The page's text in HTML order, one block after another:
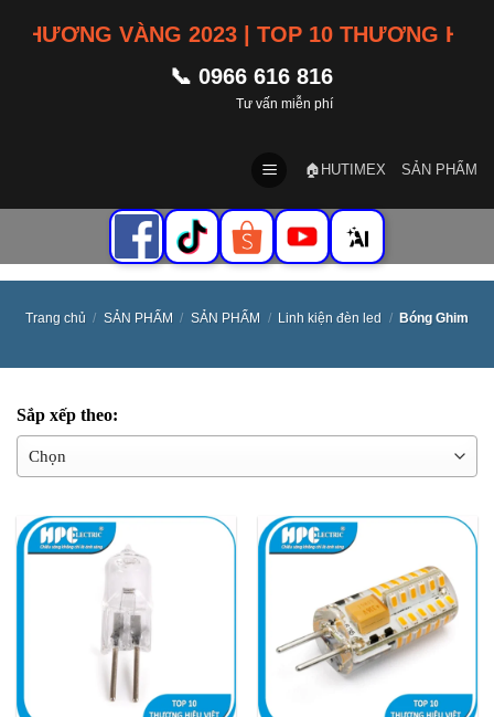
VÀNG 2023 | TOP 10 THƯƠNG HIỆU
📞 0966 616 816
Tư vấn miễn phí
🏠HUTIMEX SẢN PHẨM
Trang chủ / SẢN PHẨM / SẢN PHẨM / Linh kiện đèn led / Bóng Ghim
Sắp xếp theo: